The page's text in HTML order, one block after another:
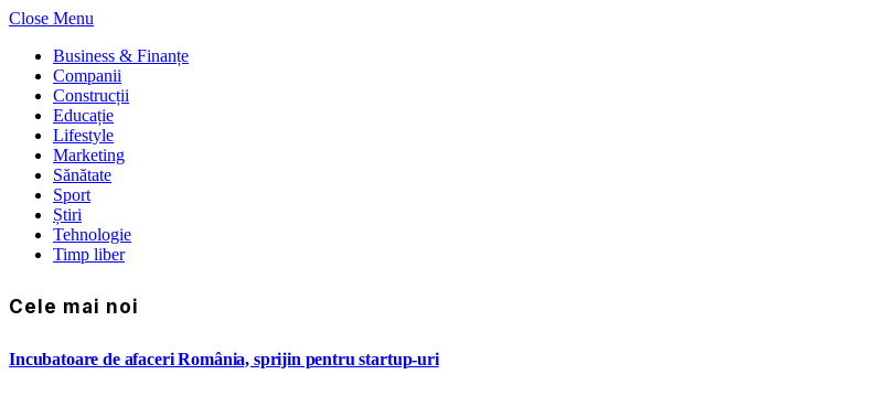
Close Menu
Business & Finanțe
Companii
Construcții
Educație
Lifestyle
Marketing
Sănătate
Sport
Știri
Tehnologie
Timp liber
Cele mai noi
Incubatoare de afaceri România, sprijin pentru startup-uri